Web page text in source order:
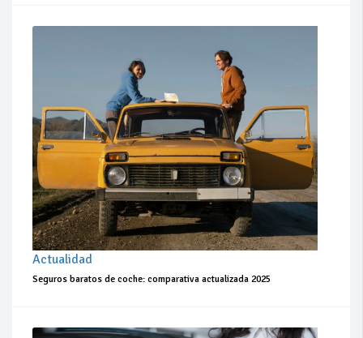
Actualidad
Seguros baratos de coche: comparativa actualizada 2025